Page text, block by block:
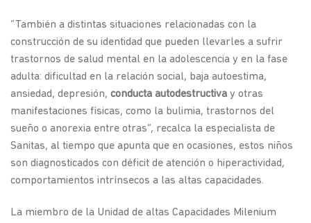
“También a distintas situaciones relacionadas con la
construcción de su identidad que pueden llevarles a sufrir
trastornos de salud mental en la adolescencia y en la fase
adulta: dificultad en la relación social, baja autoestima,
ansiedad, depresión, conducta autodestructiva y otras
manifestaciones físicas, como la bulimia, trastornos del
sueño o anorexia entre otras”, recalca la especialista de
Sanitas, al tiempo que apunta que en ocasiones, estos niños
son diagnosticados con déficit de atención o hiperactividad,
comportamientos intrínsecos a las altas capacidades.
La miembro de la Unidad de altas Capacidades Milenium